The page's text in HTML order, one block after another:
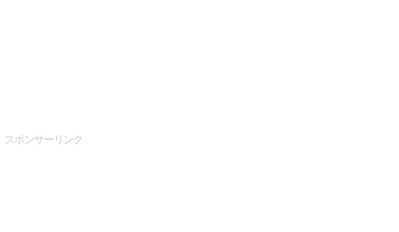
スポンサーリンク